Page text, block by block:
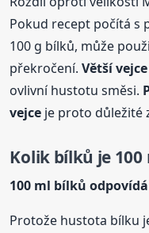
Pokud recept počítá s
100 g bílků, může
překročení.Větší
ovlivní hustotu směsi.
vejce je proto důležité
Kolik bílků je 100
100 ml bílků
Protože hustota bílku